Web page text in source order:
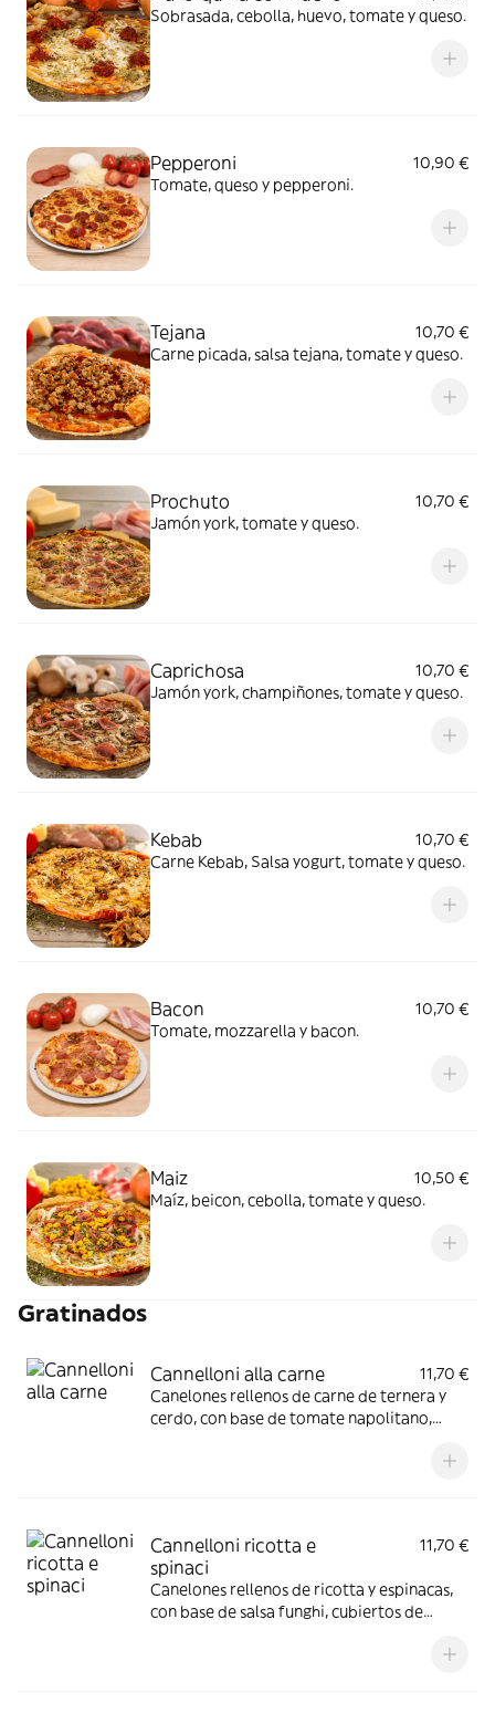
Sobrasada, cebolla, huevo, tomate y queso.
Pepperoni
10,90 €
Tomate, queso y pepperoni.
Tejana
10,70 €
Carne picada, salsa tejana, tomate y queso.
Prochuto
10,70 €
Jamón york, tomate y queso.
Caprichosa
10,70 €
Jamón york, champiñones, tomate y queso.
Kebab
10,70 €
Carne Kebab, Salsa yogurt, tomate y queso.
Bacon
10,70 €
Tomate, mozzarella y bacon.
Maiz
10,50 €
Maíz, beicon, cebolla, tomate y queso.
Gratinados
Cannelloni alla carne
11,70 €
Canelones rellenos de carne de ternera y
cerdo, con base de tomate napolitano,
Cannelloni ricotta e
spinaci
11,70 €
Canelones rellenos de ricotta y espinacas,
con base de salsa funghi, cubiertos de